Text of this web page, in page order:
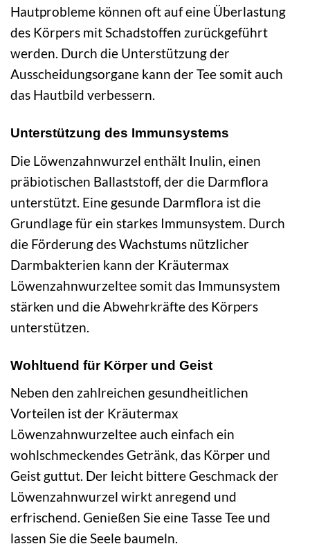
Hautprobleme können oft auf eine Überlastung
des Körpers mit Schadstoffen zurückgeführt
werden. Durch die Unterstützung der
Ausscheidungsorgane kann der Tee somit auch
das Hautbild verbessern.
Unterstützung des Immunsystems
Die Löwenzahnwurzel enthält Inulin, einen
präbiotischen Ballaststoff, der die Darmflora
unterstützt. Eine gesunde Darmflora ist die
Grundlage für ein starkes Immunsystem. Durch
die Förderung des Wachstums nützlicher
Darmbakterien kann der Kräutermax
Löwenzahnwurzeltee somit das Immunsystem
stärken und die Abwehrkräfte des Körpers
unterstützen.
Wohltuend für Körper und Geist
Neben den zahlreichen gesundheitlichen
Vorteilen ist der Kräutermax
Löwenzahnwurzeltee auch einfach ein
wohlschmeckendes Getränk, das Körper und
Geist guttut. Der leicht bittere Geschmack der
Löwenzahnwurzel wirkt anregend und
erfrischend. Genießen Sie eine Tasse Tee und
lassen Sie die Seele baumeln.